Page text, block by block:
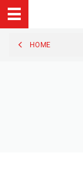
HOME